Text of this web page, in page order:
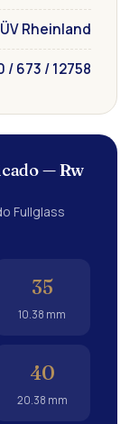
Rheinland
/ 673 / 12758
— Rw
Fullglass
35
10.38 mm
40
20.38 mm